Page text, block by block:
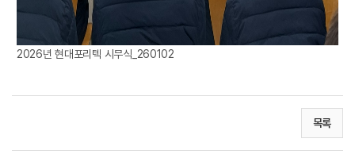
2026년 현대포리텍 시무식_260102
목록